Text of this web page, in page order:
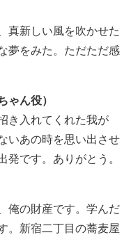
真新しい風を吹かせた
夢をみた。ただただ感
ん役）
き入れてくれた我が
いあの時を思い出させ
です。ありがとう。
俺の財産です。学んだ
。新宿二丁目の蕎麦屋